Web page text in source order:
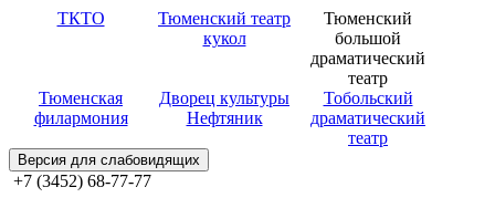
ТКТО
Тюменский театр
кукол
Тюменский
большой
драматический
театр
Тюменская
филармония
Дворец культуры
Нефтяник
Тобольский
драматический
театр
Версия для слабовидящих
+7 (3452) 68-77-77